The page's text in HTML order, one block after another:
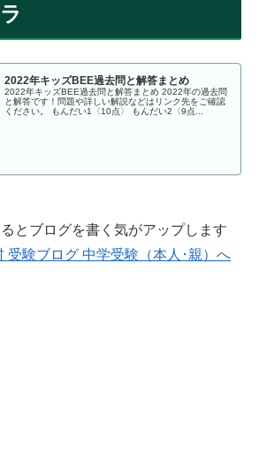
2022年キッズBEE過去問と解答まとめ
2022年キッズBEE過去問と解答まとめ 2022年の過去問
と解答です！問題や詳しい解説などはリンク先をご確認
ください。 もんだい1〈10点〉 もんだい2〈9点...
とブログを書く気がアップします